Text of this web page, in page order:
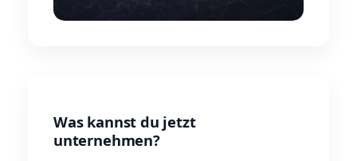
Was kannst du jetzt
unternehmen?